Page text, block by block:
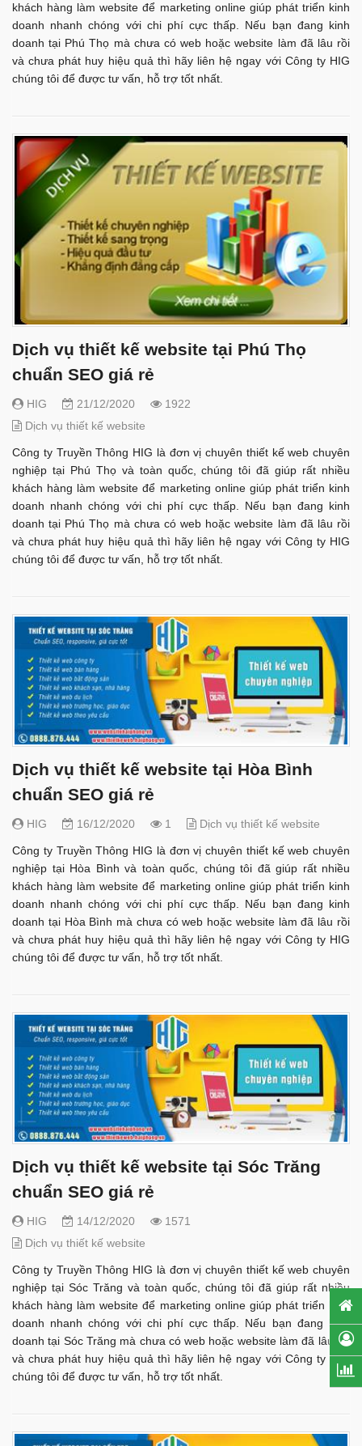
khách hàng làm website để marketing online giúp phát triển kinh
doanh nhanh chóng với chi phí cực thấp. Nếu bạn đang kinh
doanh tại Phú Thọ mà chưa có web hoặc website làm đã lâu rồi
và chưa phát huy hiệu quả thì hãy liên hệ ngay với Công ty HIG
chúng tôi để được tư vấn, hỗ trợ tốt nhất.
Dịch vụ thiết kế website tại Phú Thọ
chuẩn SEO giá rẻ
HIG 21/12/2020
1922
Dịch vụ thiết kế website
Công ty Truyền Thông HIG là đơn vị chuyên thiết kế web chuyên
nghiệp tại Phú Thọ và toàn quốc, chúng tôi đã giúp rất nhiều
khách hàng làm website để marketing online giúp phát triển kinh
doanh nhanh chóng với chi phí cực thấp. Nếu bạn đang kinh
doanh tại Phú Thọ mà chưa có web hoặc website làm đã lâu rồi
và chưa phát huy hiệu quả thì hãy liên hệ ngay với Công ty HIG
chúng tôi để được tư vấn, hỗ trợ tốt nhất.
Dịch vụ thiết kế website tại Hòa Bình
chuẩn SEO giá rẻ
HIG 16/12/2020 1 Dịch vụ thiết kế website
Công ty Truyền Thông HIG là đơn vị chuyên thiết kế web chuyên
nghiệp tại Hòa Bình và toàn quốc, chúng tôi đã giúp rất nhiều
khách hàng làm website để marketing online giúp phát triển kinh
doanh nhanh chóng với chi phí cực thấp. Nếu bạn đang kinh
doanh tại Hòa Bình mà chưa có web hoặc website làm đã lâu rồi
và chưa phát huy hiệu quả thì hãy liên hệ ngay với Công ty HIG
chúng tôi để được tư vấn, hỗ trợ tốt nhất.
Dịch vụ thiết kế website tại Sóc Trăng
chuẩn SEO giá rẻ
HIG 14/12/2020
1571
Dịch vụ thiết kế website
Công ty Truyền Thông HIG là đơn vị chuyên thiết kế web chuyên
nghiệp tại Sóc Trăng và toàn quốc, chúng tôi đã giúp rất nhiều
khách hàng làm website để marketing online giúp phát triển kinh
doanh nhanh chóng với chi phí cực thấp. Nếu bạn đang kinh
doanh tại Sóc Trăng mà chưa có web hoặc website làm đã lâu rồi
và chưa phát huy hiệu quả thì hãy liên hệ ngay với Công ty HIG
chúng tôi để được tư vấn, hỗ trợ tốt nhất.